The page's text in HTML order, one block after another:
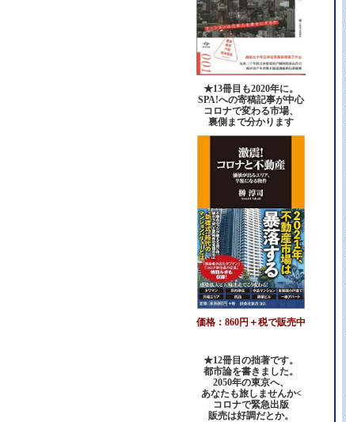
★13冊目も2020年に。
SPA!への寄稿記事が中心
コロナで変わる市場、
裏側まで分かります
価格：860円＋税で販売中
★12冊目の拙著です。
都市論を書きました。
2050年の東京へ、
あなたも旅しませんか<
コロナで緊急出版
販売は好調だとか。